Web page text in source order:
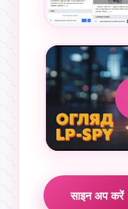
साइन अप करें